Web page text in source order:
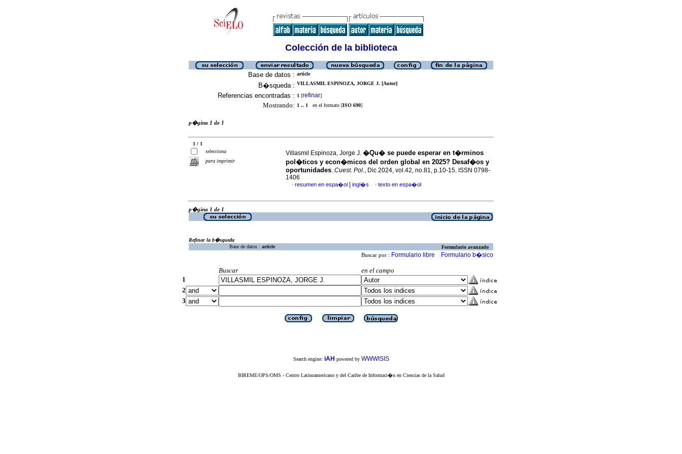
Colección de la biblioteca
Base de datos : article
B�squeda : VILLASMIL ESPINOZA, JORGE J. [Autor]
Referencias encontradas : 1 [refinar]
Mostrando: 1 .. 1 en el formato [ISO 690]
p�gina 1 de 1
1 / 1
selecciona
para imprimir
Villasmil Espinoza, Jorge J. �Qu� se puede esperar en t�rminos
pol�ticos y econ�micos del orden global en 2025? Desaf�os y
oportunidades. Cuest. Pol., Dic 2024, vol.42, no.81, p.10-15. ISSN 0798-
1406
· resumen en espa�ol ingl�s · texto en espa�ol
p�gina 1 de 1
Refinar la b�squeda
Base de datos : article Formulario avanzado
Buscar por : Formulario libre Formulario b�sico
Buscar
en el campo
1
2
3
Search engine: iAH powered by WWWISIS
BIREME/OPS/OMS - Centro Latinoamericano y del Caribe de Informaci�n en Ciencias de la Salud